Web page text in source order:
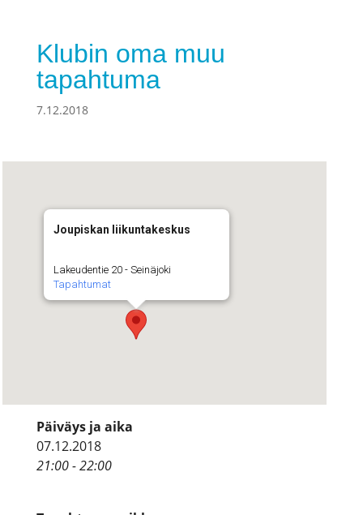
Klubin oma muu
tapahtuma
7.12.2018
Joupiskan liikuntakeskus
Lakeudentie 20 - Seinäjoki
Tapahtumat
Päiväys ja aika
07.12.2018
21:00 - 22:00